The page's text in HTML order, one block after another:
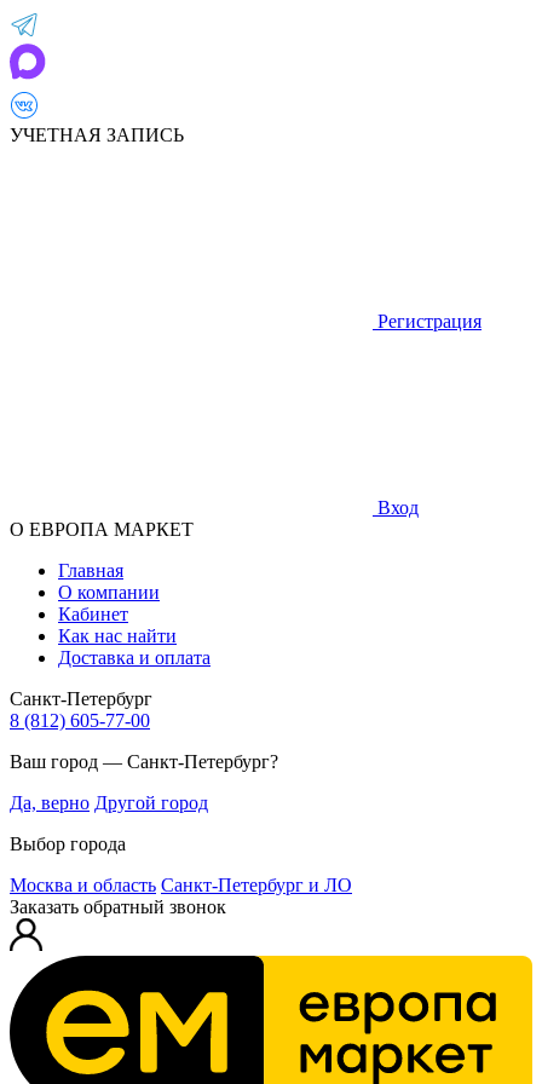
УЧЕТНАЯ ЗАПИСЬ
Регистрация
Вход
О ЕВРОПА МАРКЕТ
Главная
О компании
Кабинет
Как нас найти
Доставка и оплата
Санкт-Петербург
8 (812) 605-77-00
Ваш город — Санкт-Петербург?
Да, верно Другой город
Выбор города
Москва и область Санкт-Петербург и ЛО
Заказать обратный звонок